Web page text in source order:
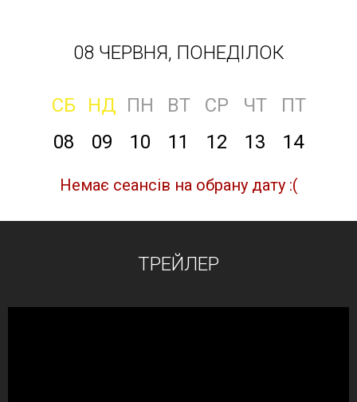
08 ЧЕРВНЯ, ПОНЕДІЛОК
СБ НД ПН ВТ СР ЧТ
ПТ
08
09 10 11 12 13 14
Немає сеансів на обрану дату :(
ТРЕЙЛЕР